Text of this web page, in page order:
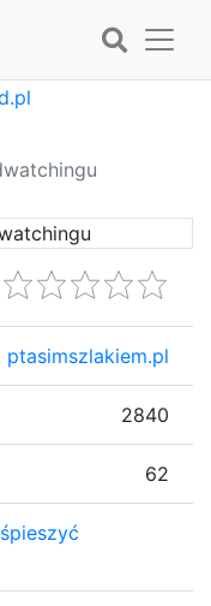
ptasimszlakiem.pl
2840
62